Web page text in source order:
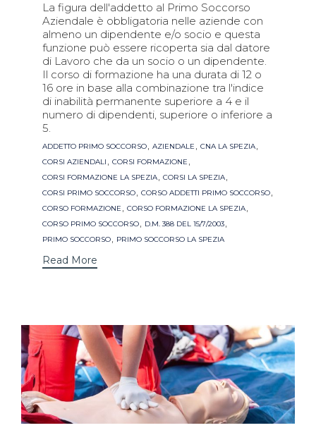
La figura dell'addetto al Primo Soccorso
Aziendale è obbligatoria nelle aziende con
almeno un dipendente e/o socio e questa
funzione può essere ricoperta sia dal datore
di Lavoro che da un socio o un dipendente.
Il corso di formazione ha una durata di 12 o
16 ore in base alla combinazione tra l'indice
di inabilità permanente superiore a 4 e il
numero di dipendenti, superiore o inferiore a
5.
Tags
ADDETTO PRIMO SOCCORSO, AZIENDALE , CNA LA SPEZIA,
CORSI AZIENDALI , CORSI FORMAZIONE ,
CORSI FORMAZIONE LA SPEZIA, CORSI LA SPEZIA,
CORSI PRIMO SOCCORSO, CORSO ADDETTI PRIMO SOCCORSO,
CORSO FORMAZIONE , CORSO FORMAZIONE LA SPEZIA,
CORSO PRIMO SOCCORSO, D.M. 388 DEL 15/7/2003,
PRIMO SOCCORSO, PRIMO SOCCORSO LA SPEZIA
Read More